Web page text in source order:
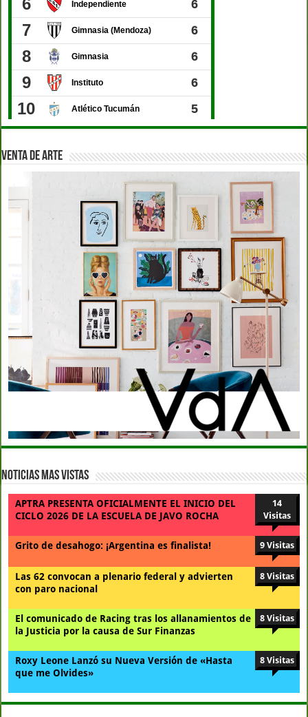
VENTA DE ARTE
Noticias Mas Vistas
APTRA PRESENTA OFICIALMENTE EL INICIO DEL
CICLO 2026 DE LA ESCUELA DE JAVO ROCHA
14
Visitas
Grito de desahogo: ¡Argentina es finalista! 9 Visitas
Las 62 convocan a plenario federal y advierten
con paro nacional
8 Visitas
El comunicado de Racing tras los allanamientos de
la Justicia por la causa de Sur Finanzas
8 Visitas
Roxy Leone Lanzó su Nueva Versión de «Hasta
que me Olvides»
8 Visitas